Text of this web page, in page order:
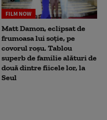
FILM NOW
Matt Damon, eclipsat de
frumoasa lui soție, pe
covorul roșu. Tablou
superb de familie alături de
două dintre fiicele lor, la
Seul